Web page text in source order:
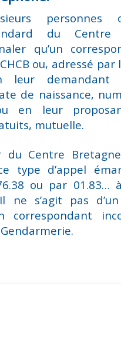
du Centre
qu’un
ou, adressé par
leur demandant
de naissance,
en leur
mutuelle.
du Centre
type d’appel
ou par 01.83…
ne s’agit pas
correspondant